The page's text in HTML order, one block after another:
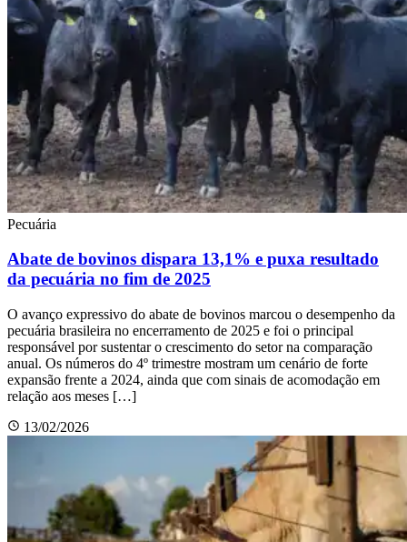
Pecuária
Abate de bovinos dispara 13,1% e puxa resultado
da pecuária no fim de 2025
O avanço expressivo do abate de bovinos marcou o desempenho da
pecuária brasileira no encerramento de 2025 e foi o principal
responsável por sustentar o crescimento do setor na comparação
anual. Os números do 4º trimestre mostram um cenário de forte
expansão frente a 2024, ainda que com sinais de acomodação em
relação aos meses […]
13/02/2026